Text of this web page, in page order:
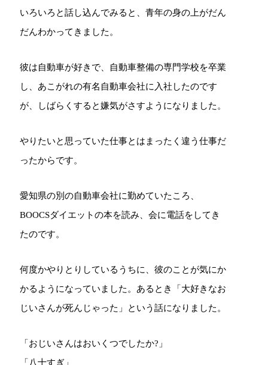
いろいろと話し込んでみると、青年の身の上がだん
だんわかってきました。
彼は自動車が好きで、自動車整備の専門学校を卒業
し、あこがれの有名自動車会社に入社したのです
が、しばらくすると嫌気がさすようになりました。
やりたいと思っていた仕事とはまったく違う仕事だ
ったからです。
愛知県の別の自動車会社に勤めていたころ、
BOOCSダイエットの本を読み、会に電話をしてき
たのです。
何度かやりとりしているうちに、彼のことが気にか
かるようになっていました。あるとき「大好きなお
じいさんが死んじゃった」という話になりました。
「おじいさんはおいくつでしたか?」
「八十すぎ」